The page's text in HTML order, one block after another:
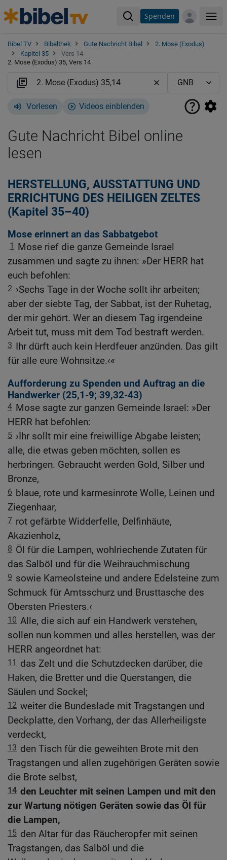
Spenden
Bibel TV Bibelthek Gute Nachricht Bibel
2. Mose (Exodus)
Kapitel 35
Vers 14
2. Mose (Exodus) 35, Vers 14
Vorlesen Videos einblenden
Gute Nachricht Bibel online
lesen
HERSTELLUNG, AUSSTATTUNG UND
ERRICHTUNG DES HEILIGEN ZELTES
(Kapitel 35–40)
Mose erinnert an das Sabbatgebot
1
Mose rief die ganze Gemeinde Israel
zusammen und sagte zu ihnen: »Der HERR hat
euch befohlen:
2 ›Sechs Tage in der Woche sollt ihr arbeiten;
aber der siebte Tag, der Sabbat, ist der Ruhetag,
der mir gehört. Wer an diesem Tag irgendeine
Arbeit tut, muss mit dem Tod bestraft werden.
3 Ihr dürft auch kein Herdfeuer anzünden. Das gilt
für alle eure Wohnsitze.‹«
Aufforderung zu Spenden und Auftrag an die
Handwerker (25,1-9; 39,32-43)
4 Mose sagte zur ganzen Gemeinde Israel: »Der
HERR hat befohlen:
5 ›Ihr sollt mir eine freiwillige Abgabe leisten;
alle, die etwas geben möchten, sollen es
herbringen. Gebraucht werden Gold, Silber und
Bronze,
6 blaue, rote und karmesinrote Wolle, Leinen und
Ziegenhaar,
7 rot gefärbte Widderfelle, Delfinhäute,
Akazienholz,
8 Öl für die Lampen, wohlriechende Zutaten für
das Salböl und für die Weihrauchmischung
9 sowie Karneolsteine und andere Edelsteine zum
Schmuck für Amtsschurz und Brusttasche des
Obersten Priesters.‹
10 Alle, die sich auf ein Handwerk verstehen,
sollen nun kommen und alles herstellen, was der
HERR angeordnet hat:
11
das Zelt und die Schutzdecken darüber, die
Haken, die Bretter und die Querstangen, die
Säulen und Sockel;
12 weiter die Bundeslade mit Tragstangen und
Deckplatte, den Vorhang, der das Allerheiligste
verdeckt,
13 den Tisch für die geweihten Brote mit den
Tragstangen und allen zugehörigen Geräten sowie
die Brote selbst,
14 den Leuchter mit seinen Lampen und mit den
zur Wartung nötigen Geräten sowie das Öl für
die Lampen,
15 den Altar für das Räucheropfer mit seinen
Tragstangen, das Salböl und die